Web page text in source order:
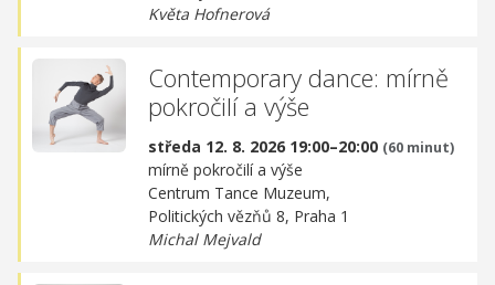
Květa Hofnerová
Contemporary dance: mírně
pokročilí a výše
středa 12. 8. 2026 19:00–20:00 (60 minut)
mírně pokročilí a výše
Centrum Tance Muzeum,
Politických vězňů 8, Praha 1
Michal Mejvald